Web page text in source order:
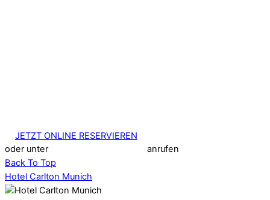
JETZT ONLINE RESERVIEREN
oder unter
anrufen
Back To Top
Hotel Carlton Munich